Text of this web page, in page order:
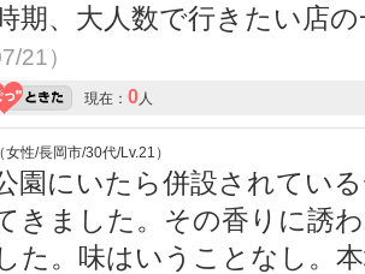
期、大人数で行きたい店
21）
現在： 0人
性/長岡市/30代/Lv.21）
園にいたら併設されてい
きました。その香りに誘
た。味はいうことなし。